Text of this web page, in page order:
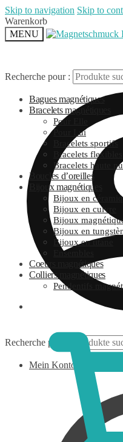
Skip to navigation Skip to
Warenkorb
MENU
Recherche pour :
Mein Konto
Recherche pour :
Bagues magnétiques
Bracelets magnétiques
Pour Elle
Pour Lui
Bracelets sportifs
Bracelets flexibles
Bracelets haute
Boucles d’oreilles
Bijoux magnétiques
Bijoux en
Bijoux en cuivre
Bijoux
Bijoux en
Bijoux en titane
Ensembles
Coeurs magnétiques
Colliers magnétiques
Pendentifs